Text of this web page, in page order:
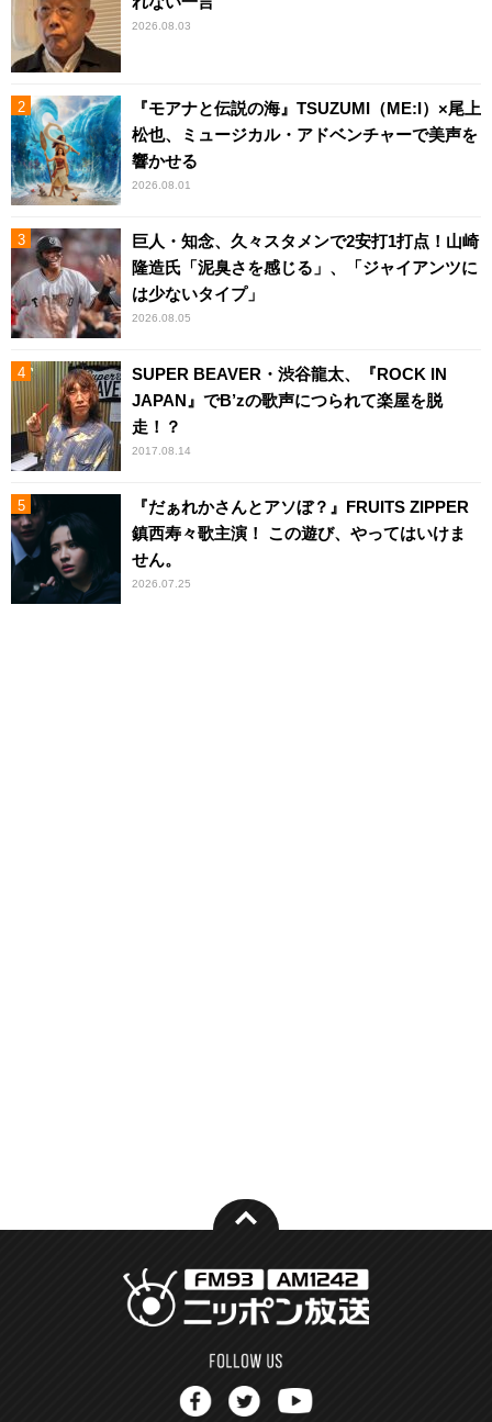
2026.08.03
『モアナと伝説の海』TSUZUMI（ME:I）×尾上
松也、ミュージカル・アドベンチャーで美声を
響かせる
2026.08.01
巨人・知念、久々スタメンで2安打1打点！山崎
隆造氏「泥臭さを感じる」、「ジャイアンツに
は少ないタイプ」
2026.08.05
SUPER BEAVER・渋谷龍太、『ROCK IN
JAPAN』でB’zの歌声につられて楽屋を脱
走！？
2017.08.14
『だぁれかさんとアソぼ？』FRUITS ZIPPER
鎮西寿々歌主演！ この遊び、やってはいけま
せん。
2026.07.25